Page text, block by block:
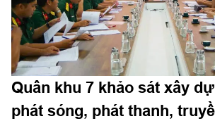
Quân khu 7 khảo sát xây
phát sóng, phát thanh,